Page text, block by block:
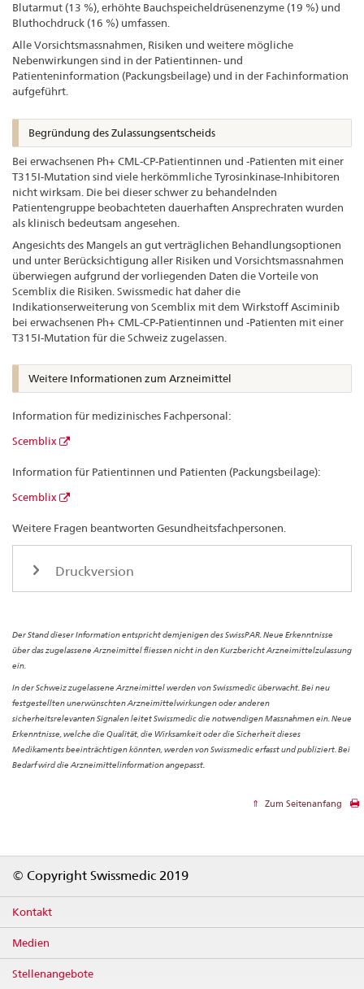
Blutarmut (13 %), erhöhte Bauchspeicheldrüsenenzyme (19 %) und
Bluthochdruck (16 %) umfassen.
Alle Vorsichtsmassnahmen, Risiken und weitere mögliche
Nebenwirkungen sind in der Patientinnen- und
Patienteninformation (Packungsbeilage) und in der Fachinformation
aufgeführt.
Begründung des Zulassungsentscheids
Bei erwachsenen Ph+ CML-CP-Patientinnen und -Patienten mit einer
T315I-Mutation sind viele herkömmliche Tyrosinkinase-Inhibitoren
nicht wirksam. Die bei dieser schwer zu behandelnden
Patientengruppe beobachteten dauerhaften Ansprechraten wurden
als klinisch bedeutsam angesehen.
Angesichts des Mangels an gut verträglichen Behandlungsoptionen
und unter Berücksichtigung aller Risiken und Vorsichtsmassnahmen
überwiegen aufgrund der vorliegenden Daten die Vorteile von
Scemblix die Risiken. Swissmedic hat daher die
Indikationserweiterung von Scemblix mit dem Wirkstoff Asciminib
bei erwachsenen Ph+ CML-CP-Patientinnen und -Patienten mit einer
T315I-Mutation für die Schweiz zugelassen.
Weitere Informationen zum Arzneimittel
Information für medizinisches Fachpersonal:
Scemblix
Information für Patientinnen und Patienten (Packungsbeilage):
Scemblix
Weitere Fragen beantworten Gesundheitsfachpersonen.
Druckversion
Der Stand dieser Information entspricht demjenigen des SwissPAR. Neue Erkenntnisse
über das zugelassene Arzneimittel fliessen nicht in den Kurzbericht Arzneimittelzulassung
ein.
In der Schweiz zugelassene Arzneimittel werden von Swissmedic überwacht. Bei neu
festgestellten unerwünschten Arzneimittelwirkungen oder anderen
sicherheitsrelevanten Signalen leitet Swissmedic die notwendigen Massnahmen ein. Neue
Erkenntnisse, welche die Qualität, die Wirksamkeit oder die Sicherheit dieses
Medikaments beeinträchtigen könnten, werden von Swissmedic erfasst und publiziert. Bei
Bedarf wird die Arzneimittelinformation angepasst.
Zum Seitenanfang
© Copyright Swissmedic 2019
Kontakt
Medien
Stellenangebote